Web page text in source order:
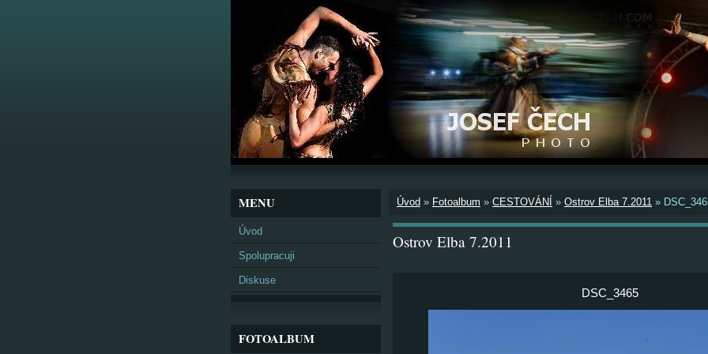
MENU
Úvod
Spolupracuji
Diskuse
FOTOALBUM
Úvod » Fotoalbum » CESTOVÁNÍ » Ostrov Elba 7.2011 »
Ostrov Elba 7.2011
DSC_3465